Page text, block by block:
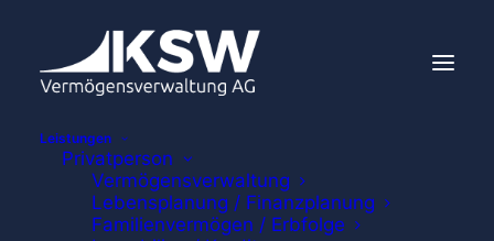
Leistungen
Privatperson
Vermögensverwaltung
Lebensplanung / Finanzplanung
Familienvermögen / Erbfolge